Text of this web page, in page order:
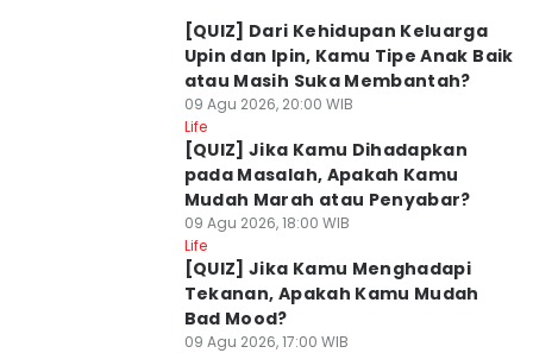
[QUIZ] Dari Kehidupan Keluarga
Upin dan Ipin, Kamu Tipe Anak Baik
atau Masih Suka Membantah?
09 Agu 2026, 20:00 WIB
Life
[QUIZ] Jika Kamu Dihadapkan
pada Masalah, Apakah Kamu
Mudah Marah atau Penyabar?
09 Agu 2026, 18:00 WIB
Life
[QUIZ] Jika Kamu Menghadapi
Tekanan, Apakah Kamu Mudah
Bad Mood?
09 Agu 2026, 17:00 WIB